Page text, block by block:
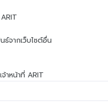
ธ์จากเว็บไซต์อื่น
าหน้าที่ ARIT